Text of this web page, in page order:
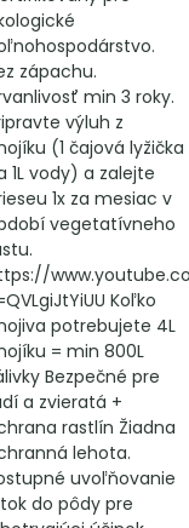
zápachu.
min 3 roky.
výluh z
(1 čajová lyžička
1L vody) a zalejte
1x za mesiac v
vegetatívneho
Koľko
potrebujete 4L
= min 800L
Bezpečné pre
a zvieratá +
rastlín Žiadna
lehota.
uvoľňovanie
do pôdy pre